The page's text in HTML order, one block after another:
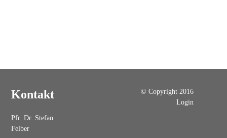
Kontakt
Pfr. Dr. Stefan
Felber
© Copyright 2016
Login